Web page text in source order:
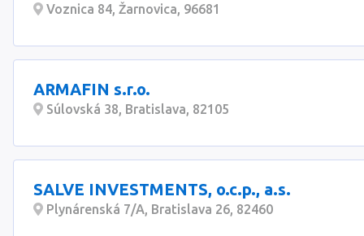
Voznica 84, Žarnovica, 96681
ARMAFIN s.r.o.
Súlovská 38, Bratislava, 82105
SALVE INVESTMENTS, o.c.p., a.s.
Plynárenská 7/A, Bratislava 26, 82460